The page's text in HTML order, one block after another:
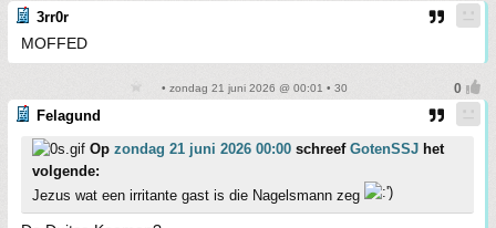
3rr0r
MOFFED
• zondag 21 juni 2026 @ 00:01 • 30
Felagund
Op zondag 21 juni 2026 00:00 schreef GotenSSJ het
volgende:
Jezus wat een irritante gast is die Nagelsmann zeg